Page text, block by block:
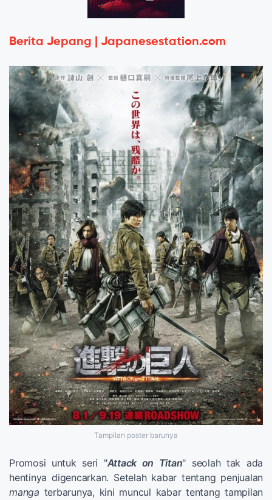
Berita Jepang | Japanesestation.com
Tampilan poster barunya
Promosi untuk seri "Attack on Titan" seolah tak ada
hentinya digencarkan. Setelah kabar tentang penjualan
manga terbarunya, kini muncul kabar tentang tampilan